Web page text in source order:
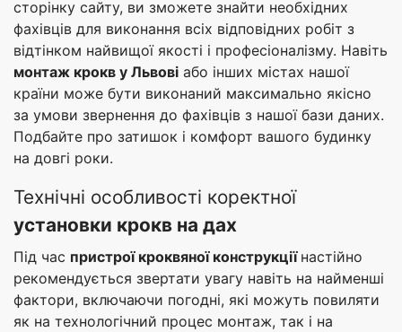
сторінку сайту, ви зможете знайти необхідних
фахівців для виконання всіх відповідних робіт з
відтінком найвищої якості і професіоналізму. Навіть
монтаж крокв у Львові або інших містах нашої
країни може бути виконаний максимально якісно
за умови звернення до фахівців з нашої бази даних.
Подбайте про затишок і комфорт вашого будинку
на довгі роки.
Технічні особливості коректної
установки крокв на дах
Під час пристрої кроквяної конструкції настійно
рекомендується звертати увагу навіть на найменші
фактори, включаючи погодні, які можуть повиляти
як на технологічний процес монтаж, так і на